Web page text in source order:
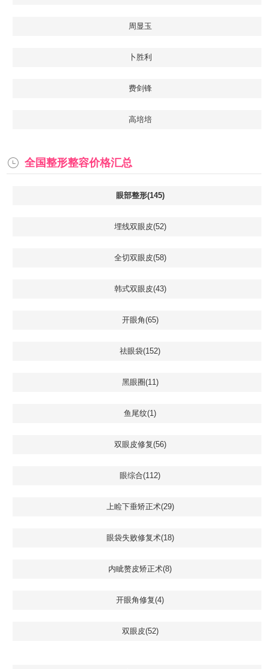
周显玉
卜胜利
费剑锋
高培培
全国整形整容价格汇总
眼部整形(145)
埋线双眼皮(52)
全切双眼皮(58)
韩式双眼皮(43)
开眼角(65)
祛眼袋(152)
黑眼圈(11)
鱼尾纹(1)
双眼皮修复(56)
眼综合(112)
上睑下垂矫正术(29)
眼袋失败修复术(18)
内眦赘皮矫正术(8)
开眼角修复(4)
双眼皮(52)